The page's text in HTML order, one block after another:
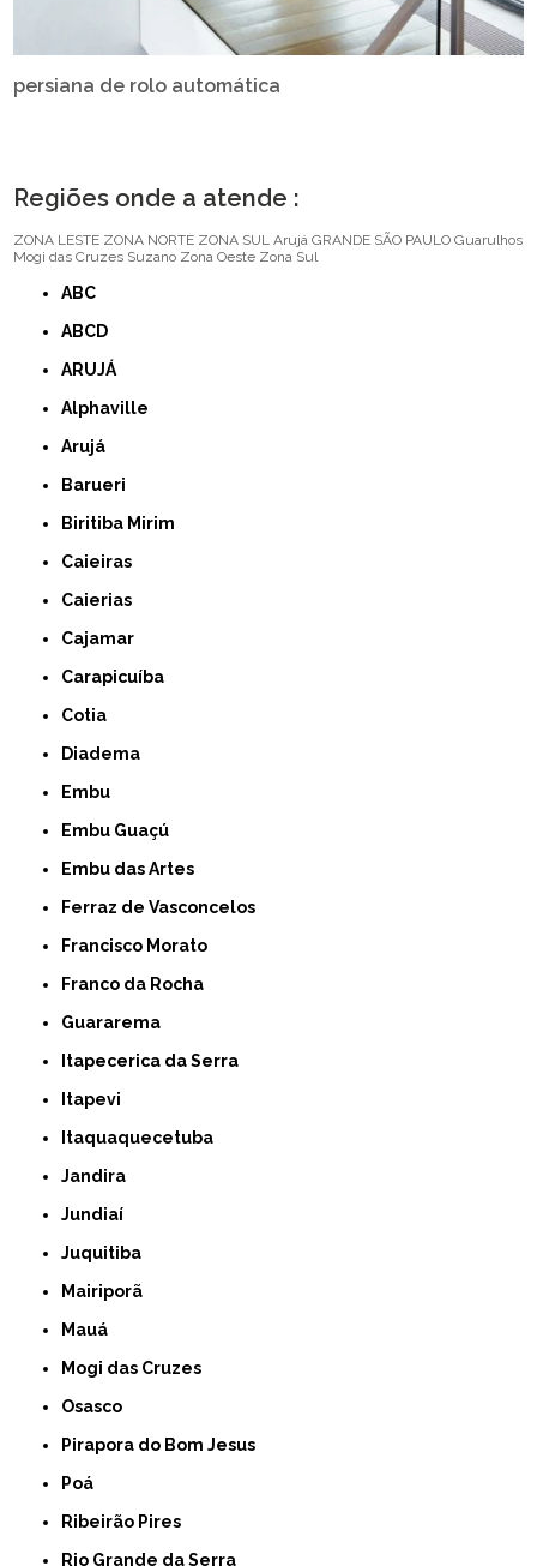
persiana de rolo automática
Regiões onde a atende :
ZONA LESTE ZONA NORTE ZONA SUL Arujá GRANDE SÃO PAULO Guarulhos
Mogi das Cruzes Suzano Zona Oeste Zona Sul
ABC
ABCD
ARUJÁ
Alphaville
Arujá
Barueri
Biritiba Mirim
Caieiras
Caierias
Cajamar
Carapicuíba
Cotia
Diadema
Embu
Embu Guaçú
Embu das Artes
Ferraz de Vasconcelos
Francisco Morato
Franco da Rocha
Guararema
Itapecerica da Serra
Itapevi
Itaquaquecetuba
Jandira
Jundiaí
Juquitiba
Mairiporã
Mauá
Mogi das Cruzes
Osasco
Pirapora do Bom Jesus
Poá
Ribeirão Pires
Rio Grande da Serra